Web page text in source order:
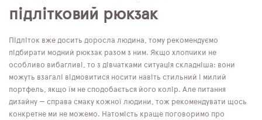
підлітковий рюкзак
Підліток вже досить доросла людина, тому рекомендуємо
підбирати модний рюкзак разом з ним. Якщо хлопчики не
особливо вибагливі, то з дівчатками ситуація складніша: вони
можуть взагалі відмовитися носити навіть стильний і милий
портфель, якщо їм не сподобається його колір. Але питання
дизайну — справа смаку кожної людини, тож рекомендувати щось
конкретне ми не можемо. Натомість краще поговоримо про